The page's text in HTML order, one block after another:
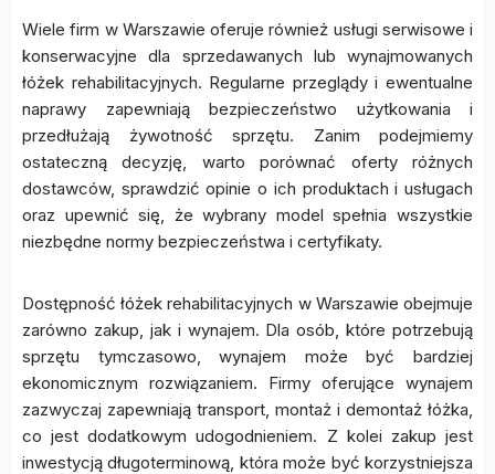
Wiele firm w Warszawie oferuje również usługi serwisowe i
konserwacyjne dla sprzedawanych lub wynajmowanych
łóżek rehabilitacyjnych. Regularne przeglądy i ewentualne
naprawy zapewniają bezpieczeństwo użytkowania i
przedłużają żywotność sprzętu. Zanim podejmiemy
ostateczną decyzję, warto porównać oferty różnych
dostawców, sprawdzić opinie o ich produktach i usługach
oraz upewnić się, że wybrany model spełnia wszystkie
niezbędne normy bezpieczeństwa i certyfikaty.
Dostępność łóżek rehabilitacyjnych w Warszawie obejmuje
zarówno zakup, jak i wynajem. Dla osób, które potrzebują
sprzętu tymczasowo, wynajem może być bardziej
ekonomicznym rozwiązaniem. Firmy oferujące wynajem
zazwyczaj zapewniają transport, montaż i demontaż łóżka,
co jest dodatkowym udogodnieniem. Z kolei zakup jest
inwestycją długoterminową, która może być korzystniejsza